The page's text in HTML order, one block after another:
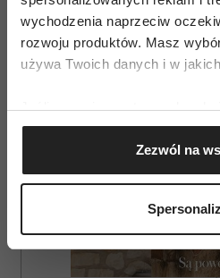
wychodzenia naprzeciw
rozwoju produktów. Masz
używa Twoich danych i w
Jeśli wyrazisz na to zgodę,
Gromadzić dane
geograficznej z
Identyfikować Twoje
(fingerprinting, czyli
dane są przetwarzane oraz
Zezwól na